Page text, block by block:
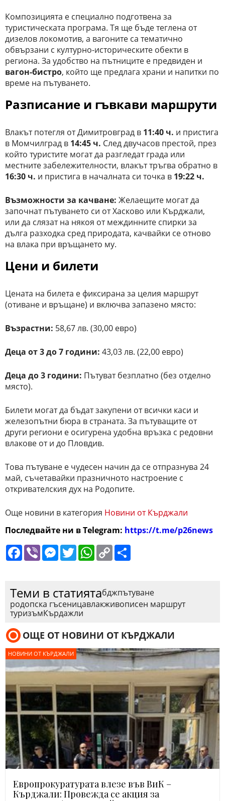
Композицията е специално подготвена за
туристическата програма. Тя ще бъде теглена от
дизелов локомотив, а вагоните са тематично
обвързани с културно-историческите обекти в
региона. За удобство на пътниците е предвиден и
вагон-бистро, който ще предлага храни и напитки по
време на пътуването.
Разписание и гъвкави маршрути
Влакът потегля от Димитровград в 11:40 ч. и пристига
в Момчилград в 14:45 ч. След двучасов престой, през
който туристите могат да разгледат града или
местните забележителности, влакът тръгва обратно в
16:30 ч. и пристига в началната си точка в 19:22 ч.
Възможности за качване: Желаещите могат да
започнат пътуването си от Хасково или Кърджали,
или да слязат на някоя от междинните спирки за
дълга разходка сред природата, качвайки се отново
на влака при връщането му.
Цени и билети
Цената на билета е фиксирана за целия маршрут
(отиване и връщане) и включва запазено място:
Възрастни: 58,67 лв. (30,00 евро)
Деца от 3 до 7 години: 43,03 лв. (22,00 евро)
Деца до 3 години: Пътуват безплатно (без отделно
място).
Билети могат да бъдат закупени от всички каси и
железопътни бюра в страната. За пътуващите от
други региони е осигурена удобна връзка с редовни
влакове от и до Пловдив.
Това пътуване е чудесен начин да се отпразнува 24
май, съчетавайки празничното настроение с
откривателския дух на Родопите.
Още новини в категория Новини от Кърджали
Последвайте ни в Telegram: https://t.me/p26news
Facebook
ViberMessenger
TwitterWhatsApp
Copy
Link
Теми в статиятабджпътуване
родопска гъсеницавлакживописен маршрут
туризъмКърдажли
ОЩЕ ОТ НОВИНИ ОТ КЪРДЖАЛИ
НОВИНИ ОТ КЪРДЖАЛИ
Европрокуратурата влезе във ВиК –
Кърджали: Провежда се акция за